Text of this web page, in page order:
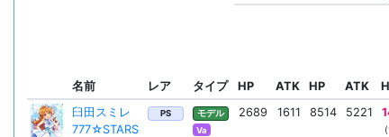
名前 レア タイプ HP ATK HP ATK
臼田スミレ
777☆STARS
PS
モデル
Va
2689 1611 8514 5221